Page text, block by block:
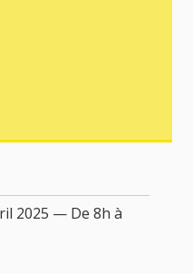
2025 — De 8h à